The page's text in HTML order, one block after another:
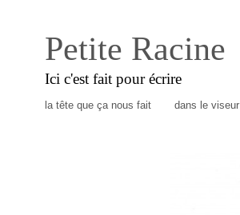
Petite Racine
Ici c'est fait pour écrire
la tête que ça nous fait dans le viseur